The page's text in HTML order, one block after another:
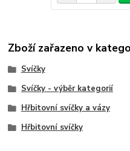
Zboží zařazeno v
Svíčky
Svíčky - výběr kategorií
Hřbitovní svíčky a vázy
Hřbitovní svíčky